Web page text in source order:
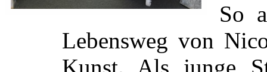
So
Lebensweg von